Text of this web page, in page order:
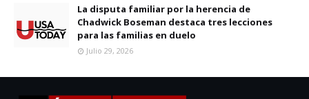
La disputa familiar por la herencia de
Chadwick Boseman destaca tres lecciones
para las familias en duelo
Julio 29, 2026